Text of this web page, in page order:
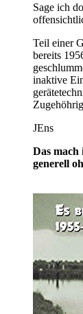
Sage ich
Teil einer
bereits
inaktive
JEns
Das
generell